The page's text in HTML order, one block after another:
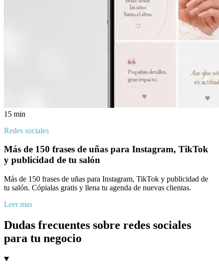
15 min
Redes sociales
Más de 150 frases de uñas para Instagram, TikTok
y publicidad de tu salón
Más de 150 frases de uñas para Instagram, TikTok y publicidad de
tu salón. Cópialas gratis y llena tu agenda de nuevas clientas.
Leer mas
Dudas frecuentes sobre redes sociales
para tu negocio